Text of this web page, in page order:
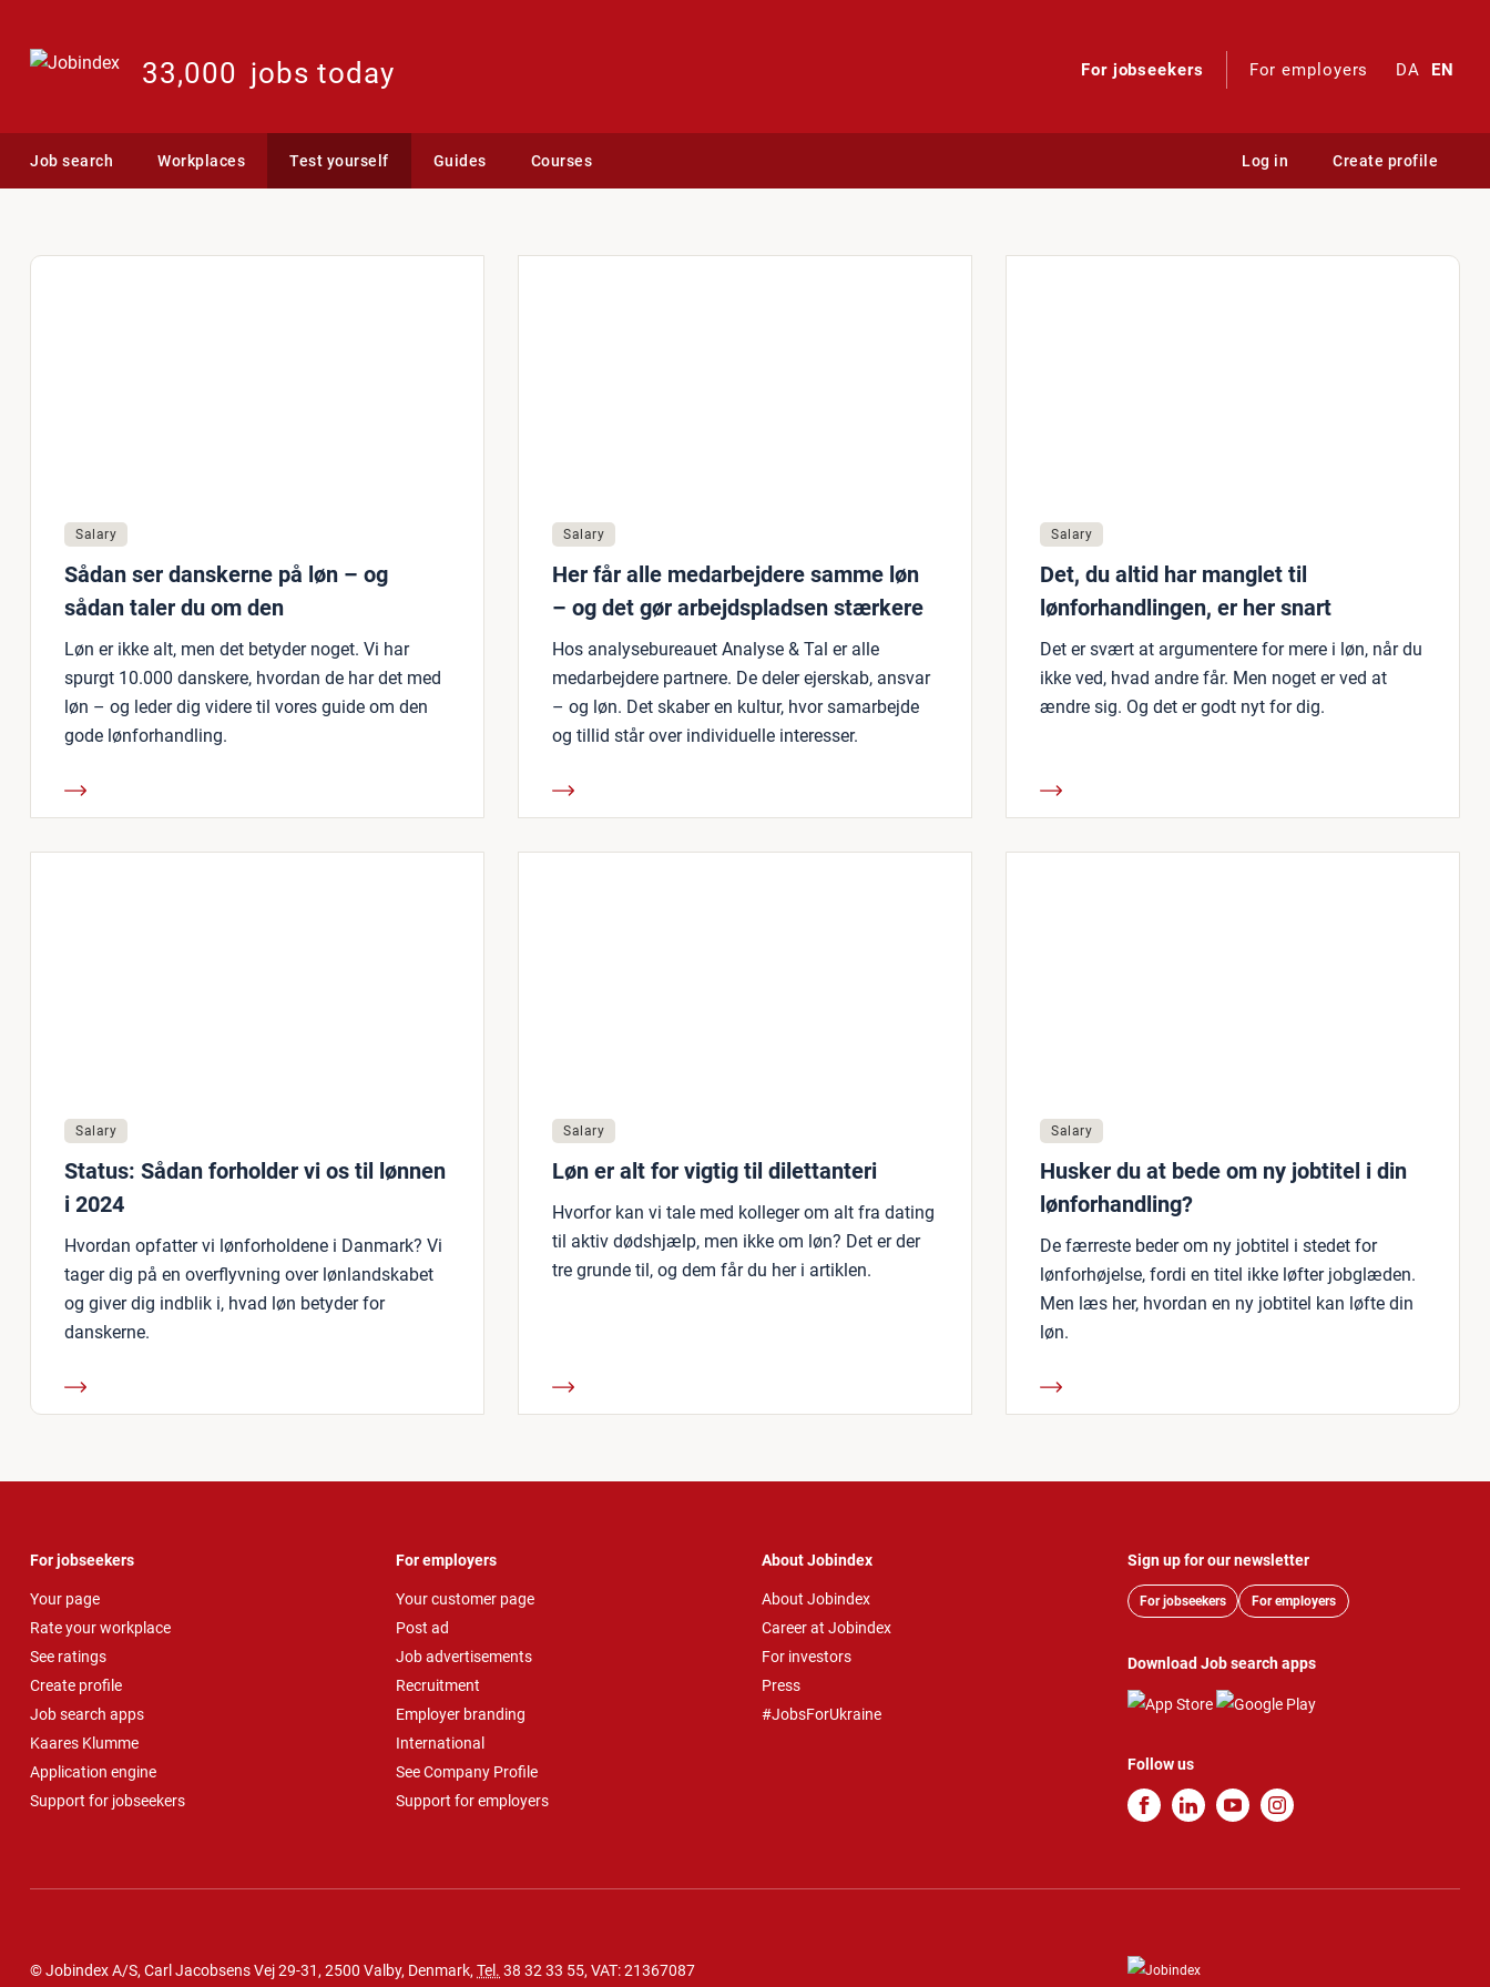
33,000 jobs today For jobseekers For employers DA EN
Job search Workplaces Test yourself Guides Courses Log in Create profile
Salary
Sådan ser danskerne på løn – og
sådan taler du om den
Løn er ikke alt, men det betyder noget. Vi har
spurgt 10.000 danskere, hvordan de har det med
løn – og leder dig videre til vores guide om den
gode lønforhandling.
Salary
Her får alle medarbejdere samme løn
– og det gør arbejdspladsen stærkere
Hos analysebureauet Analyse & Tal er alle
medarbejdere partnere. De deler ejerskab, ansvar
– og løn. Det skaber en kultur, hvor samarbejde
og tillid står over individuelle interesser.
Salary
Det, du altid har manglet til
lønforhandlingen, er her snart
Det er svært at argumentere for mere i løn, når du
ikke ved, hvad andre får. Men noget er ved at
ændre sig. Og det er godt nyt for dig.
Salary
Status: Sådan forholder vi os til lønnen
i 2024
Hvordan opfatter vi lønforholdene i Danmark? Vi
tager dig på en overflyvning over lønlandskabet
og giver dig indblik i, hvad løn betyder for
danskerne.
Salary
Løn er alt for vigtig til dilettanteri
Hvorfor kan vi tale med kolleger om alt fra dating
til aktiv dødshjælp, men ikke om løn? Det er der
tre grunde til, og dem får du her i artiklen.
Salary
Husker du at bede om ny jobtitel i din
lønforhandling?
De færreste beder om ny jobtitel i stedet for
lønforhøjelse, fordi en titel ikke løfter jobglæden.
Men læs her, hvordan en ny jobtitel kan løfte din
løn.
For jobseekers
Your page
Rate your workplace
See ratings
Create profile
Job search apps
Kaares Klumme
Application engine
Support for jobseekers
For employers
Your customer page
Post ad
Job advertisements
Recruitment
Employer branding
International
See Company Profile
Support for employers
About Jobindex
About Jobindex
Career at Jobindex
For investors
Press
#JobsForUkraine
Sign up for our newsletter
For jobseekers For employers
Download Job search apps
Follow us
© Jobindex A/S, Carl Jacobsens Vej 29-31, 2500 Valby, Denmark, Tel. 38 32 33 55, VAT: 21367087